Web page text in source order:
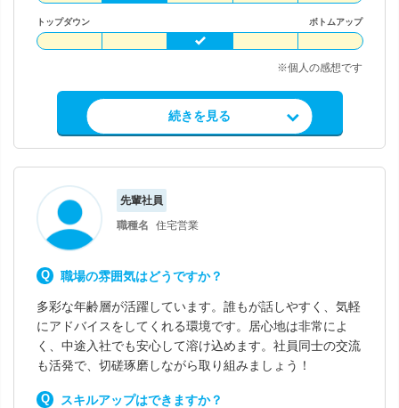
トップダウン ボトムアップ
※個人の感想です
求人情報を見る
続きを見る
先輩社員
職種名
住宅営業
職場の雰囲気はどうですか？
多彩な年齢層が活躍しています。誰もが話しやすく、気軽
にアドバイスをしてくれる環境です。居心地は非常によ
く、中途入社でも安心して溶け込めます。社員同士の交流
も活発で、切磋琢磨しながら取り組みましょう！
スキルアップはできますか？